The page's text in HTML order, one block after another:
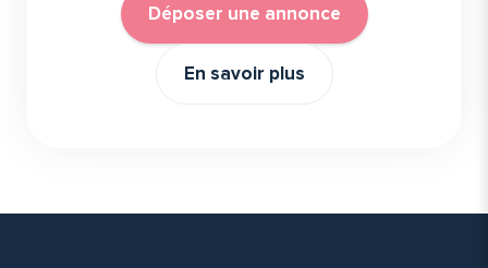
Déposer une annonce
En savoir plus